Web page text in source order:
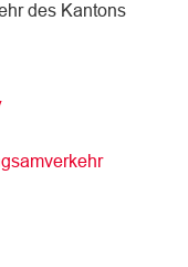
des Kantons